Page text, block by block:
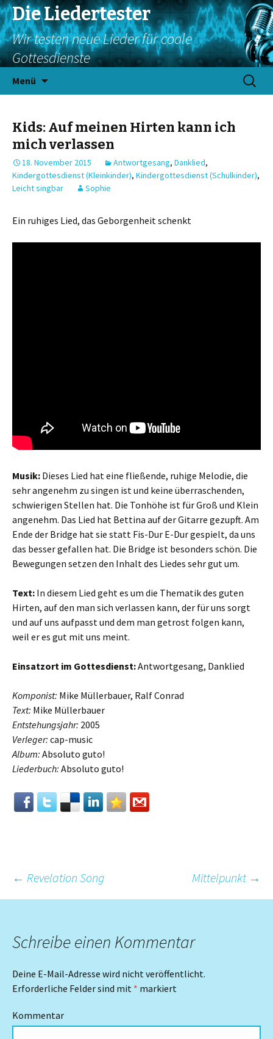
Die Liedertester
Wir testen neue Lieder für coole
Gottesdienste
Menü
Suchen
nach:
Kids: Auf meinen Hirten kann ich
mich verlassen
18. November 2015 Antwortgesang, Danklied,
Kindergottesdienst (Kleinkinder), Kindergottesdienst (Schulkinder),
Leicht singbar
Sophie
Ein ruhiges Lied, das Geborgenheit schenkt
Musik: Dieses Lied hat eine fließende, ruhige Melodie, die
sehr angenehm zu singen ist und keine überraschenden,
schwierigen Stellen hat. Die Tonhöhe ist für Groß und Klein
angenehm. Das Lied hat Bettina auf der Gitarre gezupft. Am
Ende der Bridge hat sie statt Fis-Dur E-Dur gespielt, da uns
das besser gefallen hat. Die Bridge ist besonders schön. Die
Bewegungen setzen den Inhalt des Liedes sehr gut um.
Text: In diesem Lied geht es um die Thematik des guten
Hirten, auf den man sich verlassen kann, der für uns sorgt
und auf uns aufpasst und dem man getrost folgen kann,
weil er es gut mit uns meint.
Einsatzort im Gottesdienst:Antwortgesang, Danklied
Komponist: Mike Müllerbauer, Ralf Conrad
Text: Mike Müllerbauer
Entstehungsjahr: 2005
Verleger: cap-music
Album: Absoluto guto!
Liederbuch: Absoluto guto!
Beitrags-
← Revelation Song Mittelpunkt →
Schreibe einen Kommentar
Deine E-Mail-Adresse wird nicht veröffentlicht.
Erforderliche Felder sind mit * markiert
Kommentar